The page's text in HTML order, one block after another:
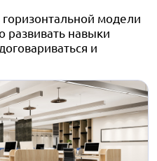
модели
развивать навыки
и